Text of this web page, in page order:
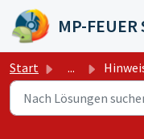
Zum hauptsächlichen
MP-
Start ... Hinweise MP-